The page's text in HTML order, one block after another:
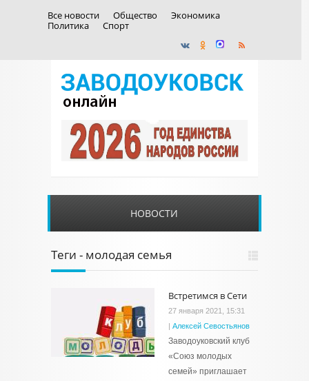
Все новости Общество
Экономика
Политика
Спорт
НОВОСТИ
Теги - молодая семья
Встретимся в Сети
27 января 2021, 15:31
| Алексей Севостьянов
Заводоуковский клуб
«Союз молодых
семей» приглашает